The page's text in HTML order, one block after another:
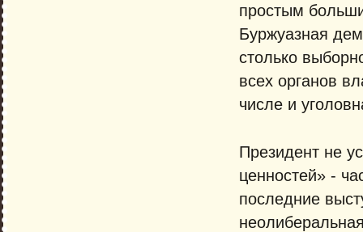
простым
Буржуазная
столько
всех органов
числе и
Президент не
ценностей» -
последние